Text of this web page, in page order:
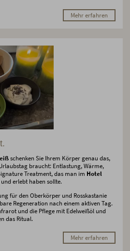
Mehr erfahren
schenken Sie Ihrem Körper genau das,
braucht: Entlastung, Wärme,
Treatment, das man im Hotel
erlebt haben sollte.
für den Oberkörper und Rosskastanie
Regeneration nach einem aktiven Tag.
und die Pflege mit Edelweißöl und
das Ritual.
Mehr erfahren